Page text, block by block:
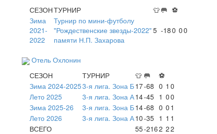
СЕЗОНТУРНИР 👕🥅 ⚽
Зима
2021-
2022
Турнир по мини-футболу
"Рождественские звезды-2022"
памяти Н.П. Захарова
5 -180 00
Отель Охлонин
СЕЗОН
ТУРНИР 👕 🥅
⚽
Зима 2024-20253-я лига. Зона Б17-68 0 1 0
Лето 2025
3-я лига. Зона А14-45 1 00
Зима 2025-26
3-я лига. Зона Б14-68 0 0 1
Лето 2026
3-я лига. Зона А10-35 1 1 1
ВСЕГО
55-2162 22